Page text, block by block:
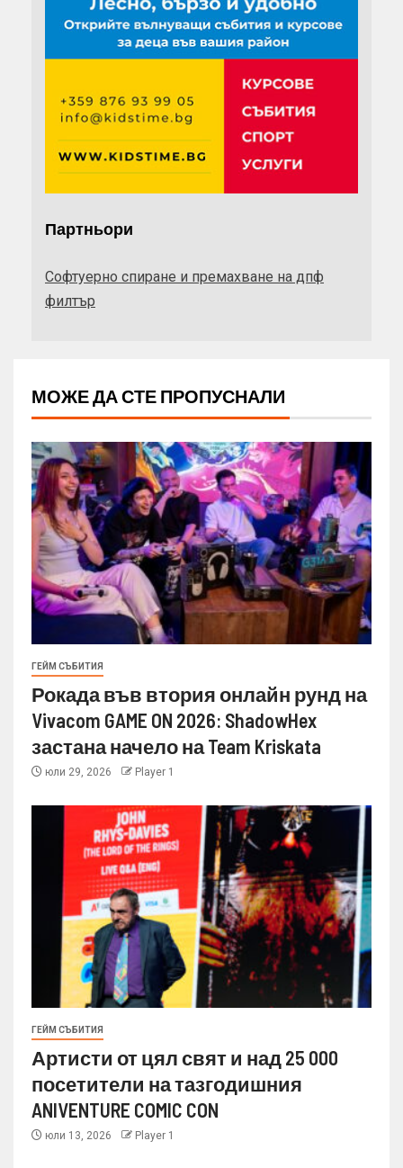
Партньори
Софтуерно спиране и премахване на дпф
филтър
МОЖЕ ДА СТЕ ПРОПУСНАЛИ
ГЕЙМ СЪБИТИЯ
Рокада във втория онлайн рунд на
Vivacom GAME ON 2026: ShadowHex
застана начело на Team Kriskata
юли 29, 2026 Player 1
ГЕЙМ СЪБИТИЯ
Артисти от цял свят и над 25 000
посетители на тазгодишния
ANIVENTURE COMIC CON
юли 13, 2026 Player 1